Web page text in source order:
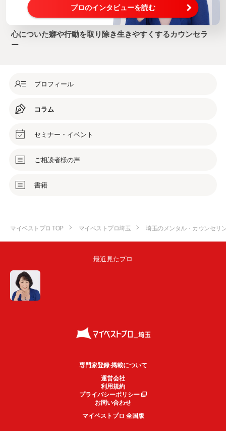
プロのインタビューを読む
心についた癖や行動を取り除き生きやすくするカウンセラ
ー
プロフィール
コラム
セミナー・イベント
ご相談者様の声
書籍
マイベストプロ TOP マイベストプロ埼玉 埼玉のメンタル・カウンセリ
最近見たプロ
専門家登録·掲載について
運営会社
利用規約
プライバシーポリシー
お問い合わせ
マイベストプロ 全国版